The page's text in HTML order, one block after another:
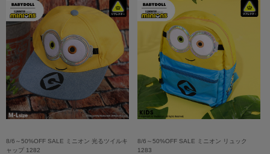
8/6～50%OFF SALE ミニオン 光るツイルキ
ャップ 1282
8/6～50%OFF SALE ミニオン リュック
1283